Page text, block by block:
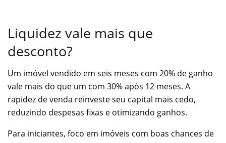
Liquidez vale mais que
desconto?
Um imóvel vendido em seis meses com 20% de ganho
vale mais do que um com 30% após 12 meses. A
rapidez de venda reinveste seu capital mais cedo,
reduzindo despesas fixas e otimizando ganhos.
Para iniciantes, foco em imóveis com boas chances de